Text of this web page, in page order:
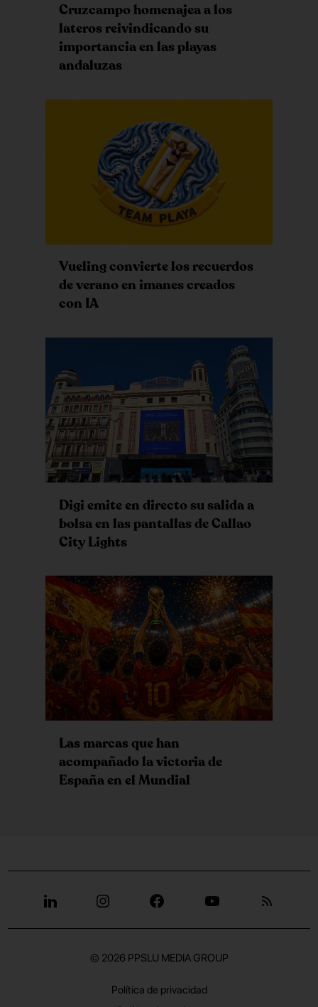
Cruzcampo homenajea a los
lateros reivindicando su
importancia en las playas
andaluzas
Vueling convierte los recuerdos
de verano en imanes creados
con IA
Digi emite en directo su salida a
bolsa en las pantallas de Callao
City Lights
Las marcas que han
acompañado la victoria de
España en el Mundial
© 2026 PPSLU MEDIA GROUP
Política de privacidad